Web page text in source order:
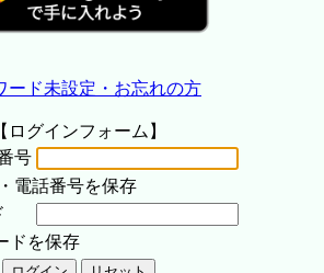
ード未設定・お忘れの方
【ログインフォーム】
号
電話番号を保存
ドを保存